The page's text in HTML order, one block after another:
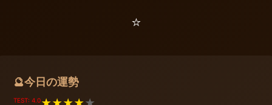
⭐️
🔮今日の運勢
TEST: 4.0